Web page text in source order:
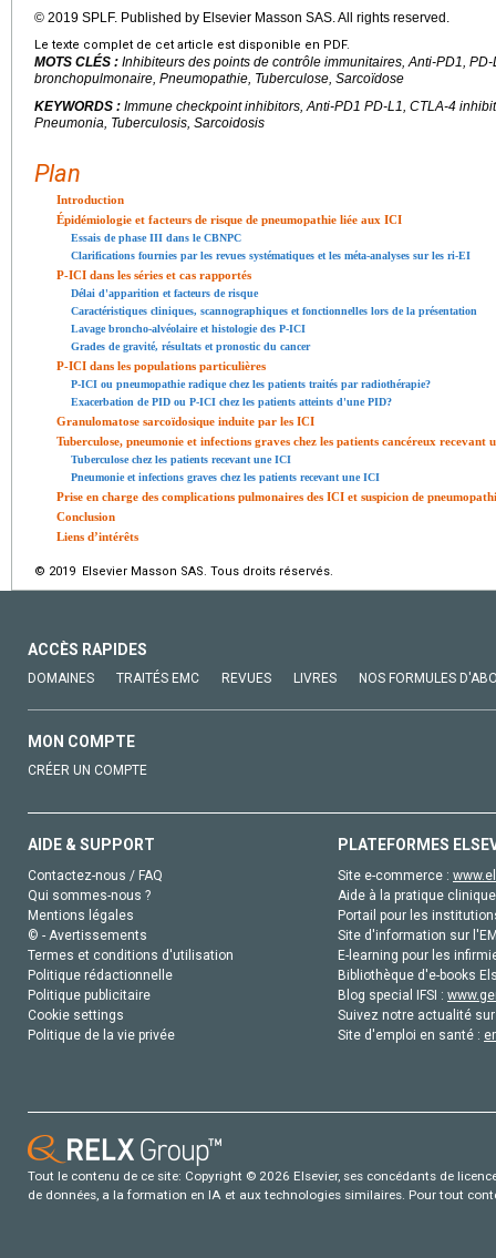
© 2019 SPLF. Published by Elsevier Masson SAS. All rights reserved.
Le texte complet de cet article est disponible en PDF.
MOTS CLÉS : Inhibiteurs des points de contrôle immunitaires, Anti-PD1,
bronchopulmonaire, Pneumopathie, Tuberculose, Sarcoïdose
KEYWORDS : Immune checkpoint inhibitors, Anti-PD1 PD-L1, CTLA-4
Pneumonia, Tuberculosis, Sarcoidosis
Plan
Introduction
Épidémiologie et facteurs de risque de pneumopathie liée aux ICI
Essais de phase III dans le CBNPC
Clarifications fournies par les revues systématiques et les méta-analyses sur les ri-EI
P-ICI dans les séries et cas rapportés
Délai d'apparition et facteurs de risque
Caractéristiques cliniques, scannographiques et fonctionnelles lors de la présentation
Lavage broncho-alvéolaire et histologie des P-ICI
Grades de gravité, résultats et pronostic du cancer
P-ICI dans les populations particulières
P-ICI ou pneumopathie radique chez les patients traités par radiothérapie?
Exacerbation de PID ou P-ICI chez les patients atteints d'une PID?
Granulomatose sarcoïdosique induite par les ICI
Tuberculose, pneumonie et infections graves chez les patients cancéreux recevant
Tuberculose chez les patients recevant une ICI
Pneumonie et infections graves chez les patients recevant une ICI
Prise en charge des complications pulmonaires des ICI et suspicion de
Conclusion
Liens d’intérêts
© 2019 Elsevier Masson SAS. Tous droits réservés.
ACCÈS RAPIDES
DOMAINES TRAITÉS EMC REVUES LIVRES NOS FORMULES
MON COMPTE
CRÉER UN COMPTE
AIDE & SUPPORT
Contactez-nous / FAQ
Qui sommes-nous ?
Mentions légales
© - Avertissements
Termes et conditions d'utilisation
Politique rédactionnelle
Politique publicitaire
Cookie settings
Politique de la vie privée
PLATEFORMES
Site e-commerce :
Aide à la pratique
Portail pour les
Site d'information sur
E-learning pour les
Bibliothèque d'e-books
Blog special IFSI :
Suivez notre actualité
Site d'emploi en santé :
Tout le contenu de ce site: Copyright © 2026 Elsevier, ses concédants de
de données, a la formation en IA et aux technologies similaires. Pour tout